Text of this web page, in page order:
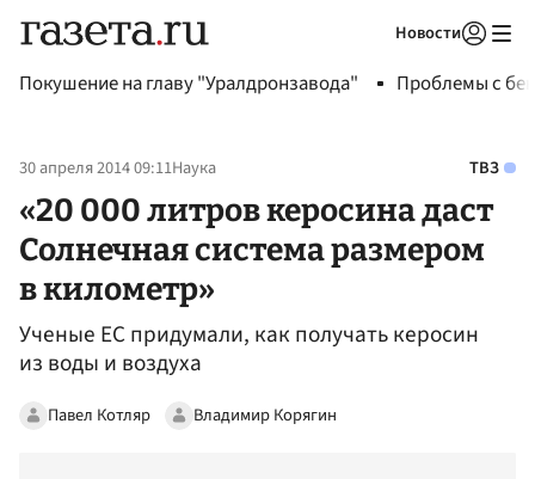
Новости
Покушение на главу "Уралдронзавода" Проблемы с
30 апреля 2014 09:11Наука ТВЗ
«20 000 литров керосина даст
Солнечная система размером
в километр»
Ученые ЕС придумали, как получать керосин
из воды и воздуха
Павел Котляр Владимир Корягин